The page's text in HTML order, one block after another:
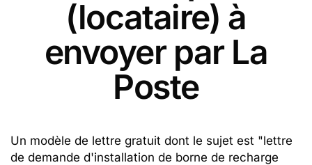
(locataire) à
envoyer par La
Poste
Un modèle de lettre gratuit dont le sujet est "lettre
de demande d'installation de borne de recharge